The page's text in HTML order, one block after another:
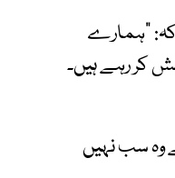
کہ: "ہمارے
کر رہے ہیں۔
وہ سب نہیں